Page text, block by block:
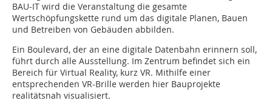
BAU-IT wird die Veranstaltung die gesamte
Wertschöpfungskette rund um das digitale Planen, Bauen
und Betreiben von Gebäuden abbilden.
Ein Boulevard, der an eine digitale Datenbahn erinnern soll,
führt durch alle Ausstellung. Im Zentrum befindet sich ein
Bereich für Virtual Reality, kurz VR. Mithilfe einer
entsprechenden VR-Brille werden hier Bauprojekte
realitätsnah visualisiert.